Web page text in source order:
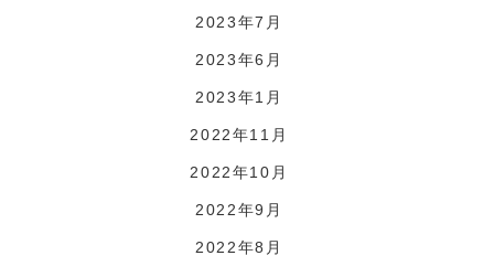
2023年7月
2023年6月
2023年1月
2022年11月
2022年10月
2022年9月
2022年8月